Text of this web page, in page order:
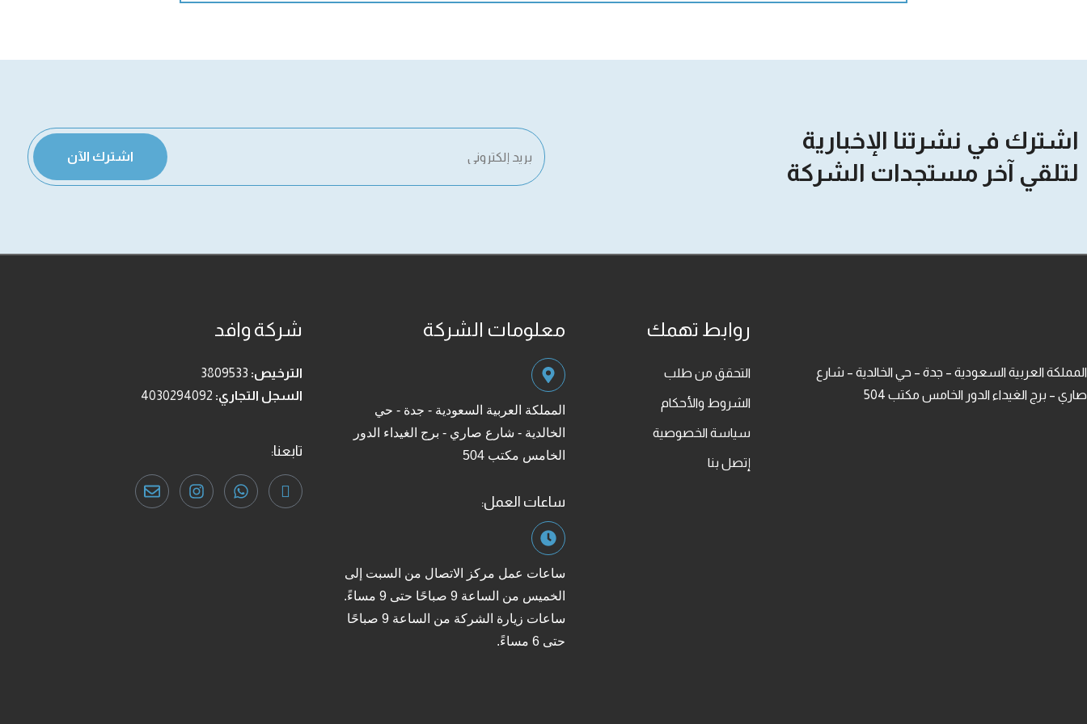
اشترك في نشرتنا الإخبارية
لتلقي آخر مستجدات الشركة
اشترك الآن
المملكة العربية السعودية – جدة – حي الخالدية – شارع
صاري – برج الغيداء الدور الخامس مكتب 504
روابط تهمك
التحقق من طلب
الشروط والأحكام
سياسة الخصوصية
إتصل بنا
معلومات الشركة
المملكة العربية السعودية - جدة - حي
الخالدية - شارع صاري - برج الغيداء الدور
الخامس مكتب 504
ساعات العمل:
ساعات عمل مركز الاتصال من السبت إلى
الخميس من الساعة 9 صباحًا حتى 9 مساءً.
ساعات زيارة الشركة من الساعة 9 صباحًا
حتى 6 مساءً.
شركة وافد
الترخيص: 3809533
السجل التجاري: 4030294092
تابعنا: